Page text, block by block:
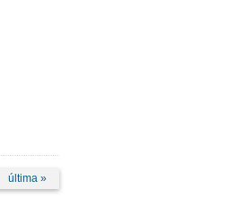
última »